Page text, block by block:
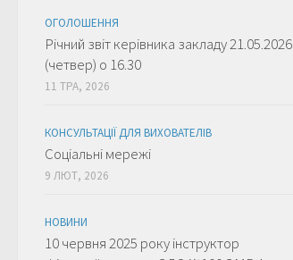
ОГОЛОШЕННЯ
Річний звіт керівника закладу 21.05.2026
(четвер) о 16.30
11 ТРА, 2026
КОНСУЛЬТАЦІЇ ДЛЯ ВИХОВАТЕЛІВ
Соціальні мережі
9 ЛЮТ, 2026
НОВИНИ
10 червня 2025 року інструктор